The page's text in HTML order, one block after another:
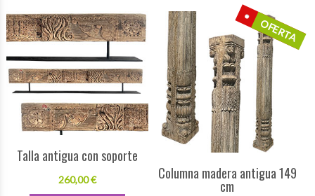
Talla antigua con soporte
260,00 €
OFERTA
Columna madera antigua 149
cm